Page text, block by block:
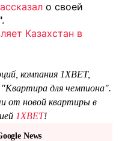
о своей
Казахстан в
компания 1XBET,
"Квартира для чемпиона".
от новой квартиры в
1XBET!
News